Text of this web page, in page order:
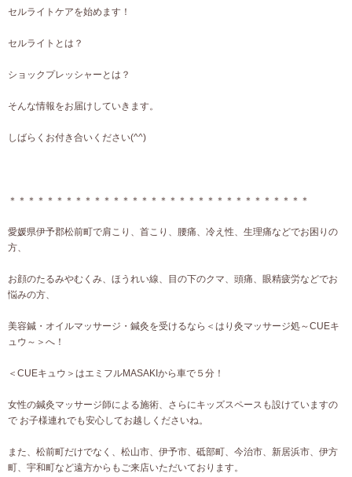
セルライトケアを始めます！
セルライトとは？
ショックプレッシャーとは？
そんな情報をお届けしていきます。
しばらくお付き合いください(^^)
＊＊＊＊＊＊＊＊＊＊＊＊＊＊＊＊＊＊＊＊＊＊＊＊＊＊＊＊＊＊＊＊
愛媛県伊予郡松前町で肩こり、首こり、腰痛、冷え性、生理痛などでお困りの
方、
お顔のたるみやむくみ、ほうれい線、目の下のクマ、頭痛、眼精疲労などでお
悩みの方、
美容鍼・オイルマッサージ・鍼灸を受けるなら＜はり灸マッサージ処～CUEキ
ュウ～＞へ！
＜CUEキュウ＞はエミフルMASAKIから車で５分！
女性の鍼灸マッサージ師による施術、さらにキッズスペースも設けていますの
で お子様連れでも安心してお越しくださいね。
また、松前町だけでなく、松山市、伊予市、砥部町、今治市、新居浜市、伊方
町、宇和町など遠方からもご来店いただいております。